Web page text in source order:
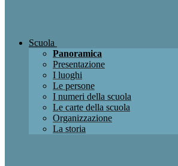
Scuola
Panoramica
Presentazione
I luoghi
Le persone
I numeri della scuola
Le carte della scuola
Organizzazione
La storia